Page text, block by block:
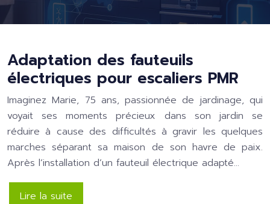
Adaptation des fauteuils
électriques pour escaliers PMR
Imaginez Marie, 75 ans, passionnée de jardinage, qui
voyait ses moments précieux dans son jardin se
réduire à cause des difficultés à gravir les quelques
marches séparant sa maison de son havre de paix.
Après l’installation d’un fauteuil électrique adapté…
Lire la suite